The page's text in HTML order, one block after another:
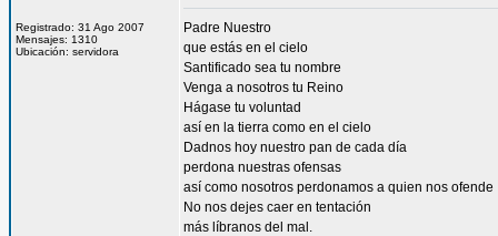
Registrado: 31 Ago 2007
Mensajes: 1310
Ubicación: servidora
Padre Nuestro
que estás en el cielo
Santificado sea tu nombre
Venga a nosotros tu Reino
Hágase tu voluntad
así en la tierra como en el cielo
Dadnos hoy nuestro pan de cada día
perdona nuestras ofensas
así como nosotros perdonamos a quien nos ofende
No nos dejes caer en tentación
más líbranos del mal.